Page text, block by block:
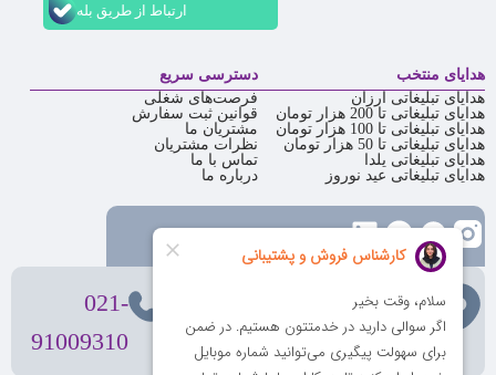
ارتباط از طریق بله
هدایای منتخب
هدایای تبلیغاتی ارزان
هدایای تبلیغاتی تا 200 هزار تومان
هدایای تبلیغاتی تا 100 هزار تومان
هدایای تبلیغاتی تا 50 هزار تومان
هدایای تبلیغاتی یلدا
هدایای تبلیغاتی عید نوروز
دسترسی سریع
فرصت‌های شغلی
قوانین ثبت سفارش
مشتریان ما
نظرات مشتریان
تماس با ما
درباره ما
تهران، ولیعصر، بالاتر از بهشتی،
بن‌بست پردیس، پلاک 12
021-
91009310